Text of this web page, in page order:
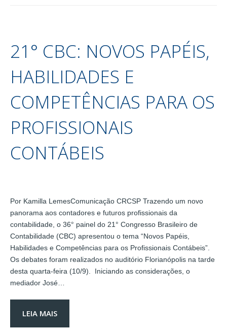
21° CBC: NOVOS PAPÉIS,
HABILIDADES E
COMPETÊNCIAS PARA OS
PROFISSIONAIS
CONTÁBEIS
Por Kamilla LemesComunicação CRCSP Trazendo um novo
panorama aos contadores e futuros profissionais da
contabilidade, o 36° painel do 21° Congresso Brasileiro de
Contabilidade (CBC) apresentou o tema “Novos Papéis,
Habilidades e Competências para os Profissionais Contábeis”.
Os debates foram realizados no auditório Florianópolis na tarde
desta quarta-feira (10/9). Iniciando as considerações, o
mediador José…
LEIA MAIS